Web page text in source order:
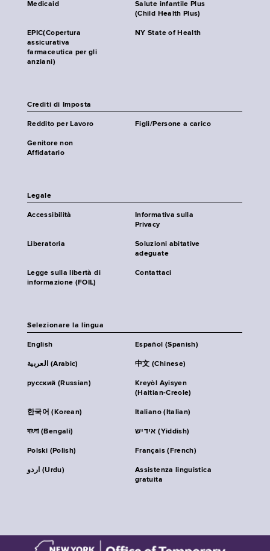
Medicaid
Salute infantile Plus
(Child Health Plus)
EPIC(Copertura
assicurativa
farmaceutica per gli
anziani)
NY State of Health
Crediti di Imposta
Reddito per Lavoro Figli/Persone a carico
Genitore non
Affidatario
Legale
Accessibilità
Informativa sulla
Privacy
Liberatoria
Soluzioni abitative
adeguate
Legge sulla libertà di
informazione (FOIL)
Contattaci
Selezionare la lingua
English Español (Spanish)
العربية (Arabic) 中文 (Chinese)
русский (Russian)
Kreyòl Ayisyen
(Haitian-Creole)
한국어 (Korean) Italiano (Italian)
বাংলা (Bengali) אידיש (Yiddish)
Polski (Polish) Français (French)
اردو (Urdu)
Assistenza linguistica
gratuita